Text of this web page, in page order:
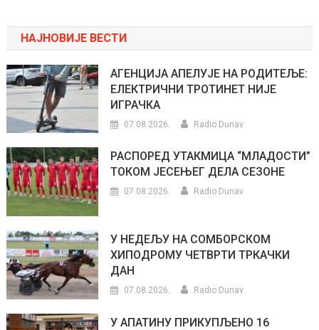
НАЈНОВИЈЕ ВЕСТИ
АГЕНЦИЈА АПЕЛУЈЕ НА РОДИТЕЉЕ:
ЕЛЕКТРИЧНИ ТРОТИНЕТ НИЈЕ
ИГРАЧКА
07.08.2026. Radio Dunav
РАСПОРЕД УТАКМИЦА “МЛАДОСТИ”
ТОКОМ ЈЕСЕЊЕГ ДЕЛА СЕЗОНЕ
07.08.2026. Radio Dunav
У НЕДЕЉУ НА СОМБОРСКОМ
ХИПОДРОМУ ЧЕТВРТИ ТРКАЧКИ
ДАН
07.08.2026. Radio Dunav
У АПАТИНУ ПРИКУПЉЕНО 16